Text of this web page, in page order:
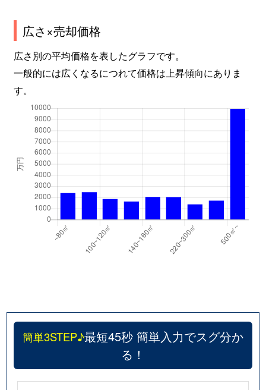
広さ×売却価格
広さ別の平均価格を表したグラフです。
一般的には広くなるにつれて価格は上昇傾向にありま
す。
簡単3STEP♪最短45秒 簡単入力でスグ分か
る！